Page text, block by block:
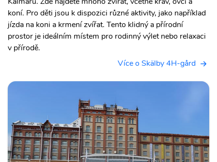
koní. Pro děti jsou k dispozici různé aktivity, jako například
jízda na koni a krmení zvířat. Tento klidný a přírodní
prostor je ideálním místem pro rodinný výlet nebo relaxaci
v přírodě.
Více o Skälby 4H-gård